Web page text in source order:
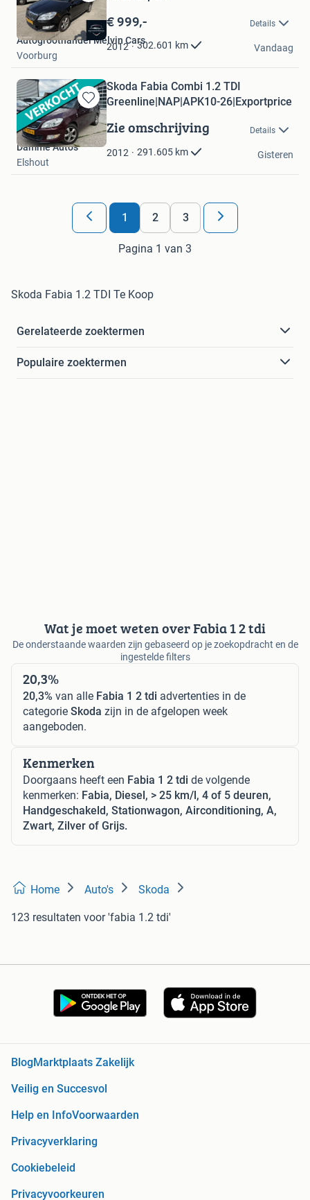
Bewaren
in
Mijn
Favorieten
€ 999,- Details
2012 302.601 km
Autogroothandel Melvin Cars
Voorburg
Vandaag
Bewaren
in
Mijn
Favorieten
Skoda Fabia Combi 1.2 TDI
Greenline|NAP|APK10-26|Exportprice
Zie omschrijving Details
2012 291.605 km
Damme Auto's
Elshout
Gisteren
1 2 3
Pagina 1 van 3
Skoda Fabia 1.2 TDI Te Koop
Gerelateerde zoektermen
Populaire zoektermen
Wat je moet weten over Fabia 1 2 tdi
De onderstaande waarden zijn gebaseerd op je zoekopdracht en de
ingestelde filters
20,3%
20,3% van alle Fabia 1 2 tdi advertenties in de
categorie Skoda zijn in de afgelopen week
aangeboden.
Kenmerken
Doorgaans heeft een Fabia 1 2 tdi de volgende
kenmerken: Fabia, Diesel, > 25 km/l, 4 of 5 deuren,
Handgeschakeld, Stationwagon, Airconditioning, A,
Zwart, Zilver of Grijs.
Home Auto's Skoda
123 resultaten voor 'fabia 1.2 tdi'
BlogMarktplaats Zakelijk
Veilig en Succesvol
Help en InfoVoorwaarden
Privacyverklaring
Cookiebeleid
Privacyvoorkeuren